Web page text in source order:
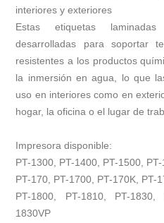
interiores y exteriores
Estas etiquetas
desarrolladas para soportar
resistentes a los productos
la inmersión en agua, lo que
uso en interiores como en
hogar, la oficina o el lugar de
Impresora disponible:
PT-1300, PT-1400, PT-1500,
PT-170, PT-1700, PT-170K, PT-
PT-1800, PT-1810, PT-1830,
1830VP